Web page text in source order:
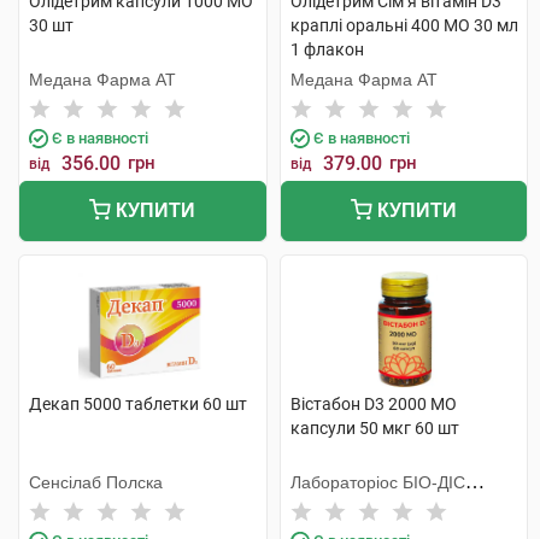
30 шт
Медана Фарма АТ
Є в наявності
від 356.00 грн
КУПИТИ
краплі оральні 400 МО 30 мл
1 флакон
Медана Фарма АТ
Є в наявності
від 379.00 грн
КУПИТИ
Декап 5000 таблетки 60 шт
Сенсілаб Полска
Вістабон D3 2000 МО
капсули 50 мкг 60 шт
Лабораторiос БIО-ДIС
Еспанія